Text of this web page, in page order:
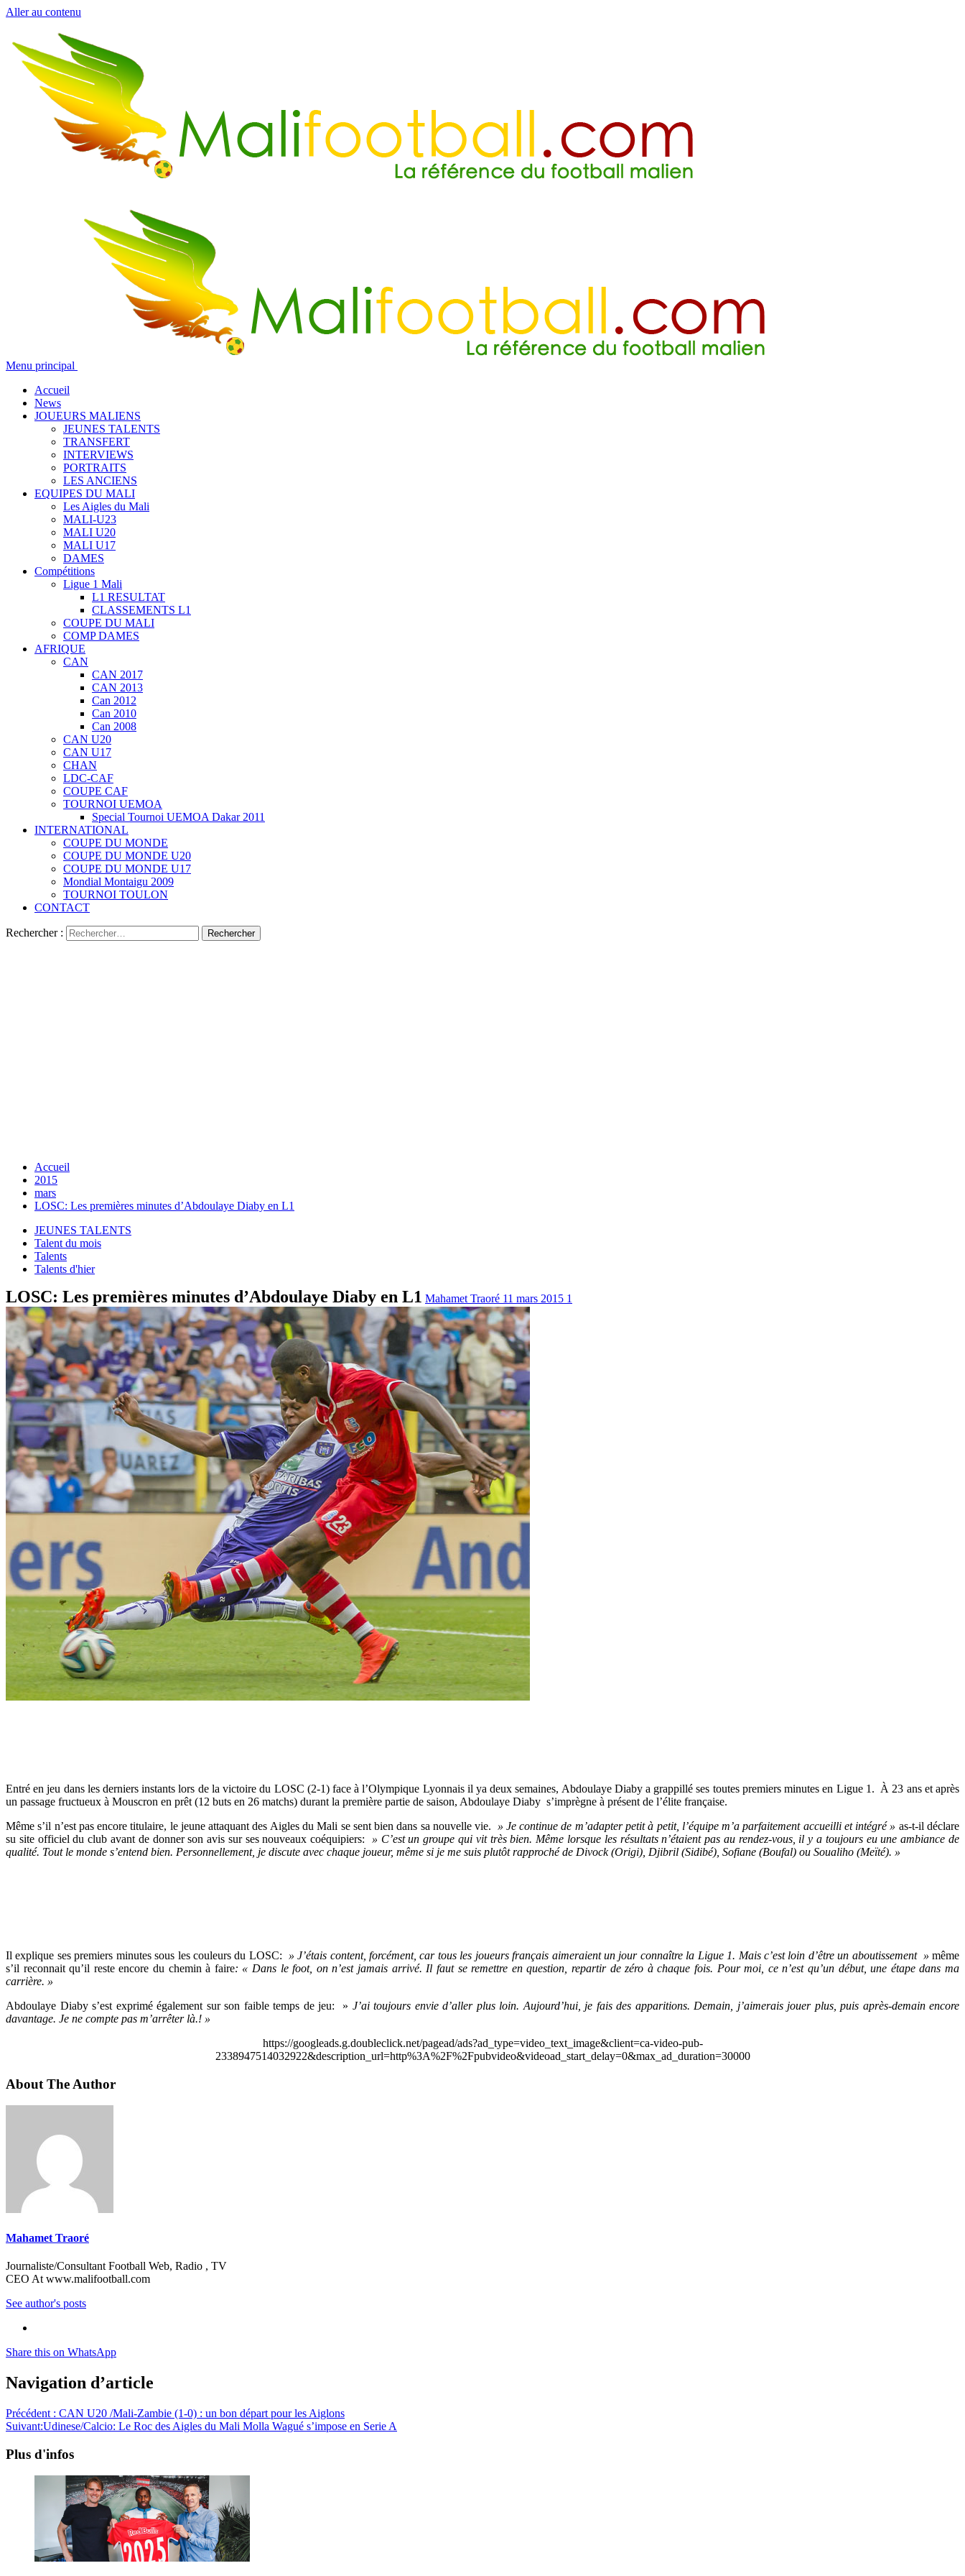
Aller au contenu
Menu principal
Accueil
News
JOUEURS MALIENS
JEUNES TALENTS
TRANSFERT
INTERVIEWS
PORTRAITS
LES ANCIENS
EQUIPES DU MALI
Les Aigles du Mali
MALI-U23
MALI U20
MALI U17
DAMES
Compétitions
Ligue 1 Mali
L1 RESULTAT
CLASSEMENTS L1
COUPE DU MALI
COMP DAMES
AFRIQUE
CAN
CAN 2017
CAN 2013
Can 2012
Can 2010
Can 2008
CAN U20
CAN U17
CHAN
LDC-CAF
COUPE CAF
TOURNOI UEMOA
Special Tournoi UEMOA Dakar 2011
INTERNATIONAL
COUPE DU MONDE
COUPE DU MONDE U20
COUPE DU MONDE U17
Mondial Montaigu 2009
TOURNOI TOULON
CONTACT
Rechercher :
Accueil
2015
mars
LOSC: Les premières minutes d’Abdoulaye Diaby en L1
JEUNES TALENTS
Talent du mois
Talents
Talents d'hier
LOSC: Les premières minutes d’Abdoulaye Diaby en L1 Mahamet Traoré 11 mars 2015 1
Entré en jeu dans les derniers instants lors de la victoire du LOSC (2-1) face à l’Olympique Lyonnais il ya deux semaines, Abdoulaye Diaby a grappillé ses toutes premiers minutes en Ligue 1. À 23 ans et après
un passage fructueux à Mouscron en prêt (12 buts en 26 matchs) durant la première partie de saison, Abdoulaye Diaby s’imprègne à présent de l’élite française.
Même s’il n’est pas encore titulaire, le jeune attaquant des Aigles du Mali se sent bien dans sa nouvelle vie.
» Je continue de m’adapter petit à petit, l’équipe m’a parfaitement accueilli et intégré » as-t-il déclare
su site officiel du club avant de donner son avis sur ses nouveaux coéquipiers:
» C’est un groupe qui vit très bien. Même lorsque les résultats n’étaient pas au rendez-vous, il y a toujours eu une ambiance de
qualité. Tout le monde s’entend bien. Personnellement, je discute avec chaque joueur, même si je me suis plutôt rapproché de Divock (Origi), Djibril (Sidibé), Sofiane (Boufal) ou Soualiho (Meïté). »
Il explique ses premiers minutes sous les couleurs du LOSC: » J’étais content, forcément, car tous les joueurs français aimeraient un jour connaître la Ligue 1. Mais c’est loin d’être un aboutissement »même
s’il reconnait qu’il reste encore du chemin à faire: « Dans le foot, on n’est jamais arrivé. Il faut se remettre en question, repartir de zéro à chaque fois. Pour moi, ce n’est qu’un début, une étape dans ma
carrière. »
Abdoulaye Diaby s’est exprimé également sur son faible temps de jeu: » J’ai toujours envie d’aller plus loin. Aujourd’hui, je fais des apparitions. Demain, j’aimerais jouer plus, puis après-demain encore
davantage. Je ne compte pas m’arrêter là.! »
https://googleads.g.doubleclick.net/pagead/ads?ad_type=video_text_image&client=ca-video-pub-
2338947514032922&description_url=http%3A%2F%2Fpubvideo&videoad_start_delay=0&max_ad_duration=30000
About The Author
Mahamet Traoré
Journaliste/Consultant Football Web, Radio , TV
CEO At www.malifootball.com
See author's posts
Share this on WhatsApp
Navigation d’article
Précédent : CAN U20 /Mali-Zambie (1-0) : un bon départ pour les Aiglons
Suivant:Udinese/Calcio: Le Roc des Aigles du Mali Molla Wagué s’impose en Serie A
Plus d'infos